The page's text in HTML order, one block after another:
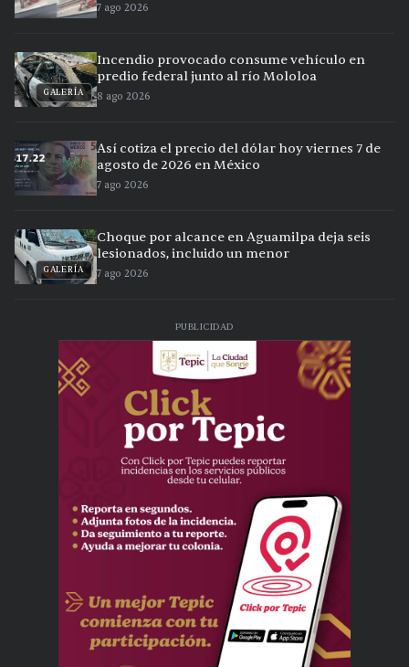
7 ago 2026
GALERÍA
Incendio provocado consume vehículo en
predio federal junto al río Mololoa
8 ago 2026
Así cotiza el precio del dólar hoy viernes 7 de
agosto de 2026 en México
7 ago 2026
GALERÍA
Choque por alcance en Aguamilpa deja seis
lesionados, incluido un menor
7 ago 2026
PUBLICIDAD